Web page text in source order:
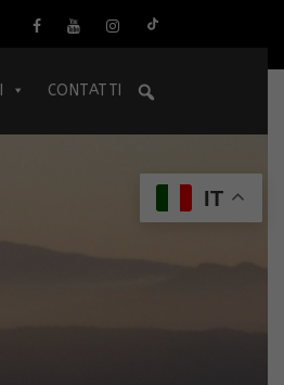
CONTATTI
IT